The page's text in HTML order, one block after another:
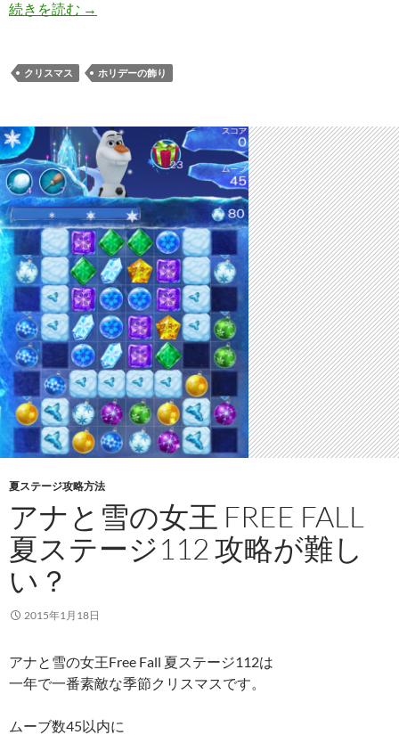
続きを読む アナと雪の女王 Free Fall 夏ステージ135 攻略
→
クリスマス ホリデーの飾り
夏ステージ攻略方法
アナと雪の女王 FREE FALL
夏ステージ112 攻略が難し
い？
2015年1月18日
アナと雪の女王Free Fall 夏ステージ112は
一年で一番素敵な季節クリスマスです。
ムーブ数45以内に